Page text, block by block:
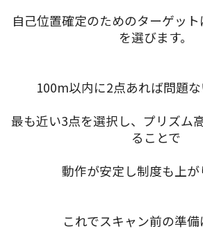
自己位置確定のためのターゲッ
を選びます。
100m以内に2点あれば問題な
最も近い3点を選択し、プリズム
ることで
動作が安定し制度も上が
これでスキャン前の準備